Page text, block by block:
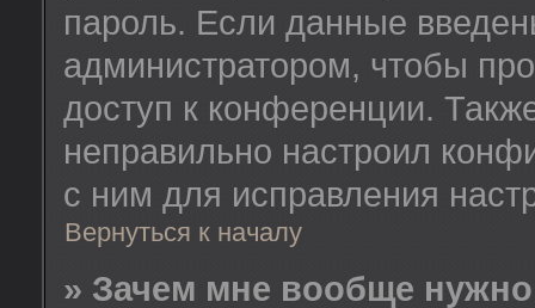
пароль. Если данные
администратором, чтобы
доступ к конференции.
неправильно настроил
с ним для исправления
Вернуться к началу
» Зачем мне вообще нужно